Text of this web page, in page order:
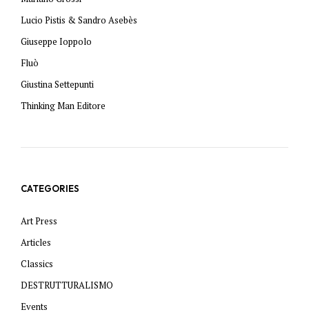
Lucio Pistis & Sandro Asebès
Giuseppe Ioppolo
Fluò
Giustina Settepunti
Thinking Man Editore
CATEGORIES
Art Press
Articles
Classics
DESTRUTTURALISMO
Events